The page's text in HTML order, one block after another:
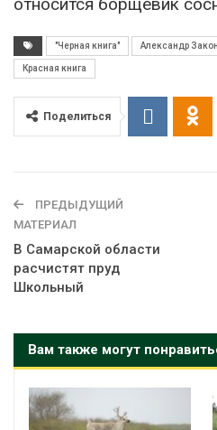
относится борщевик
"Черная книга" Александр
Красная книга
Поделиться
ПРЕДЫДУЩИЙ
МАТЕРИАЛ
В Самарской области
расчистят пруд
Школьный
Вам также могут